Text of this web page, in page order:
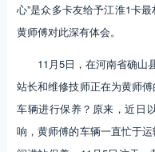
心”是众多卡友给予江淮1卡
黄师傅对此深有体会。
11月5日，在河南省确山
站长和维修技师正在为黄师
车辆进行保养？原来，近日
响，黄师傅的车辆一直忙于